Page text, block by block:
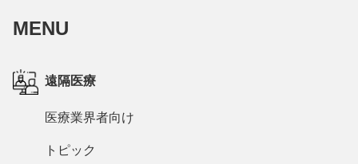
MENU
遠隔医療
医療業界者向け
トピック